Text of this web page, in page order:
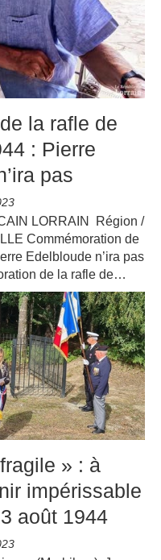
la rafle de
: Pierre
pas
LORRAIN Région /
Commémoration de
Edelbloude n’ira pas
de la rafle de…
» : à
impérissable
août 1944